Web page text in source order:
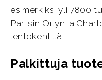
esimerkiksi yli 7800
Pariisin Orlyn ja
lentokentillä.
Palkittuja